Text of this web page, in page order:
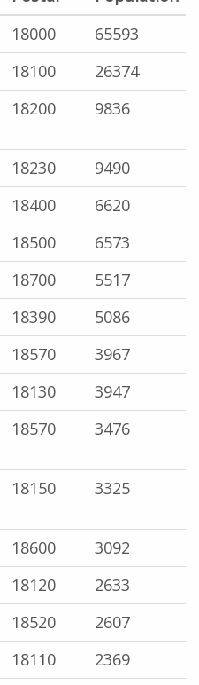
18000
65593
18100
26374
18200 9836
18230
9490
18400
6620
18500
6573
18700
5517
18390
5086
18570
3967
18130
3947
18570 3476
18150 3325
18600
3092
18120
2633
18520
2607
18110
2369